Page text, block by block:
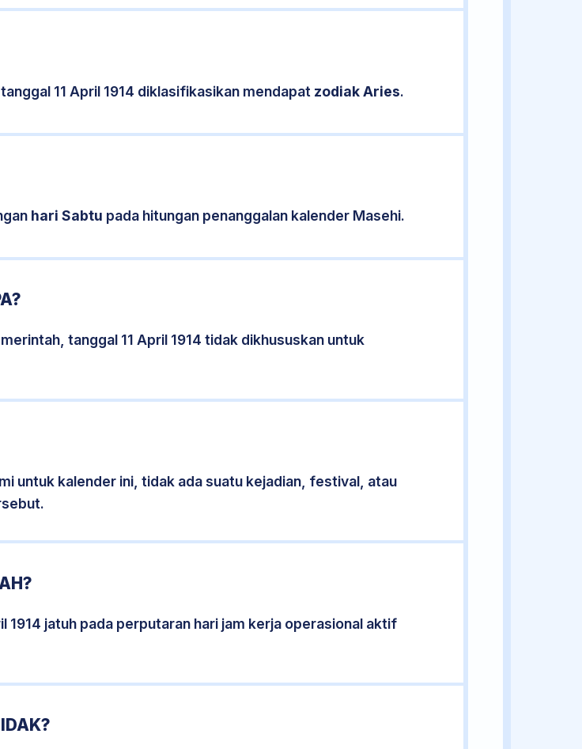
11 April 1914 diklasifikasikan mendapat zodiak Aries.
hari Sabtu pada hitungan penanggalan kalender Masehi.
tanggal 11 April 1914 tidak dikhususkan untuk
untuk kalender ini, tidak ada suatu kejadian, festival, atau
1914 jatuh pada perputaran hari jam kerja operasional aktif